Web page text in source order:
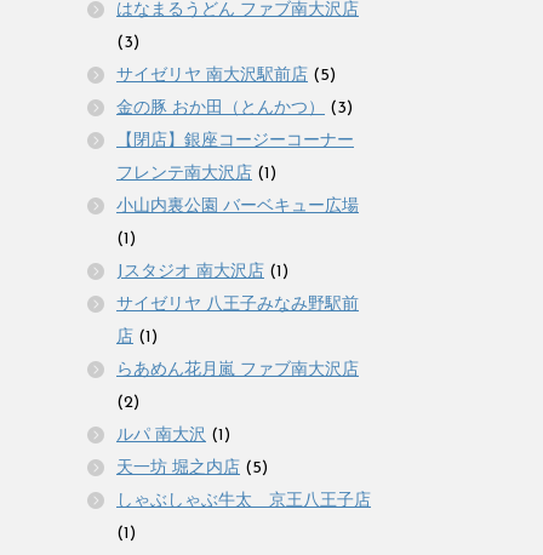
はなまるうどん ファブ南大沢店
(3)
サイゼリヤ 南大沢駅前店 (5)
金の豚 おか田（とんかつ）
(3)
【閉店】銀座コージーコーナー
フレンテ南大沢店 (1)
小山内裏公園 バーベキュー広場
(1)
Jスタジオ 南大沢店 (1)
サイゼリヤ 八王子みなみ野駅前
店 (1)
らあめん花月嵐 ファブ南大沢店
(2)
ルパ 南大沢 (1)
天一坊 堀之内店 (5)
しゃぶしゃぶ牛太 京王八王子店
(1)